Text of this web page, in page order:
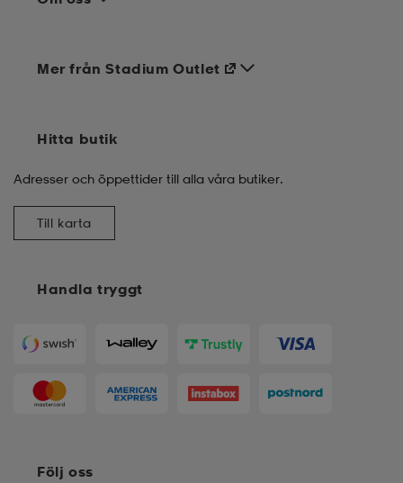
Handla tryggt
Mer från Stadium Outlet
Hitta butik
Adresser och öppettider till alla våra butiker.
Till karta
Följ oss